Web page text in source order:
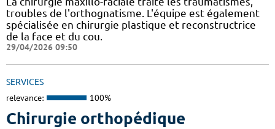
troubles de l'orthognatisme. L'équipe est également
spécialisée en chirurgie plastique et reconstructrice
de la face et du cou.
29/04/2026 09:50
SERVICES
relevance: 100%
Chirurgie orthopédique